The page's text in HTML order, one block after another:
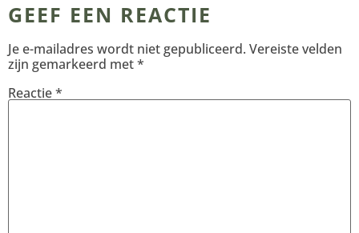
GEEF EEN REACTIE
Je e-mailadres wordt niet gepubliceerd. Vereiste velden
zijn gemarkeerd met*
Reactie*